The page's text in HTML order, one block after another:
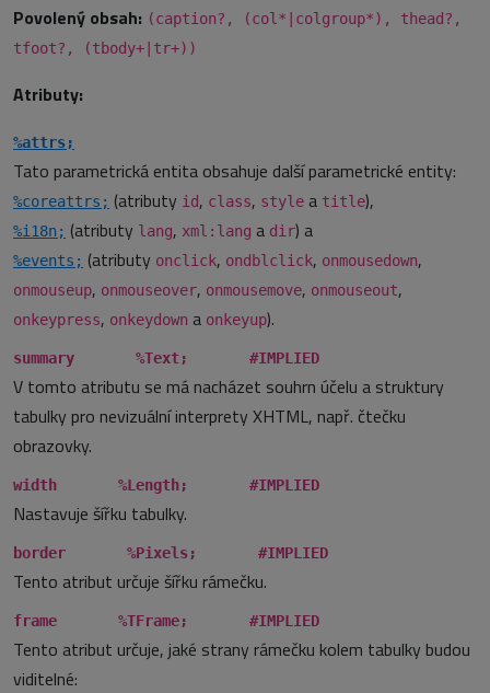
Povolený obsah: (caption?, (col*|colgroup*), thead?,
tfoot?, (tbody+|tr+))
Atributy:
%attrs;
Tato parametrická entita obsahuje další parametrické entity:
%coreattrs; (atributy id, class, style a title),
%i18n; (atributy lang, xml:lang a dir) a
%events; (atributy onclick, ondblclick, onmousedown,
onmouseup, onmouseover, onmousemove, onmouseout,
onkeypress, onkeydown a onkeyup).
summary %Text; #IMPLIED
V tomto atributu se má nacházet souhrn účelu a struktury
tabulky pro nevizuální interprety XHTML, např. čtečku
obrazovky.
width %Length; #IMPLIED
Nastavuje šířku tabulky.
border %Pixels; #IMPLIED
Tento atribut určuje šířku rámečku.
frame %TFrame; #IMPLIED
Tento atribut určuje, jaké strany rámečku kolem tabulky budou
viditelné: